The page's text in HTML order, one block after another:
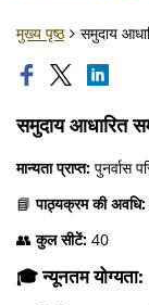
मुख्य पृष्ठ समुदाय
समुदाय आधारित
मान्यता प्राप्त: पुनर्वास
📘पाठ्यक्रम की अवधि:
👥कुल सीटें: 40
🎓न्यूनतम योग्यता: